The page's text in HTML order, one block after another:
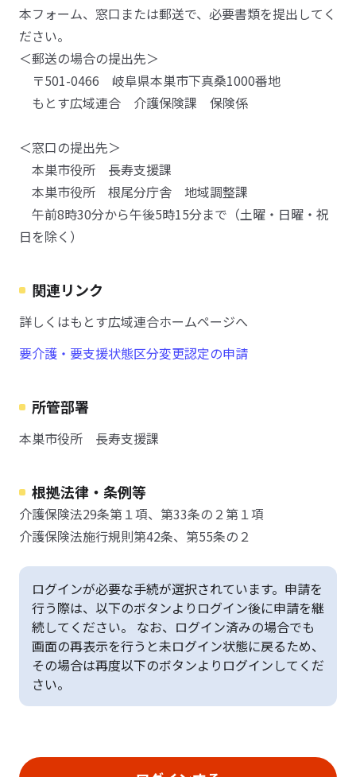
本フォーム、窓口または郵送で、必要書類を提出してく
ださい。
＜郵送の場合の提出先＞
〒501-0466 岐阜県本巣市下真桑1000番地
もとす広域連合 介護保険課 保険係
＜窓口の提出先＞
本巣市役所 長寿支援課
本巣市役所 根尾分庁舎 地域調整課
午前8時30分から午後5時15分まで（土曜・日曜・祝
日を除く）
関連リンク
詳しくはもとす広域連合ホームページへ
要介護・要支援状態区分変更認定の申請
所管部署
本巣市役所 長寿支援課
根拠法律・条例等
介護保険法29条第１項、第33条の２第１項
介護保険法施行規則第42条、第55条の２
ログインが必要な手続が選択されています。申請を
行う際は、以下のボタンよりログイン後に申請を継
続してください。 なお、ログイン済みの場合でも
画面の再表示を行うと未ログイン状態に戻るため、
その場合は再度以下のボタンよりログインしてくだ
さい。